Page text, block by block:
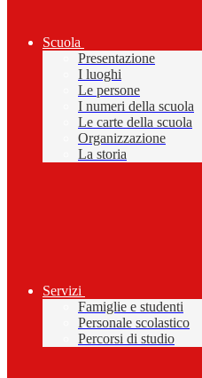
Scuola
Presentazione
I luoghi
Le persone
I numeri della scuola
Le carte della scuola
Organizzazione
La storia
Servizi
Famiglie e studenti
Personale scolastico
Percorsi di studio